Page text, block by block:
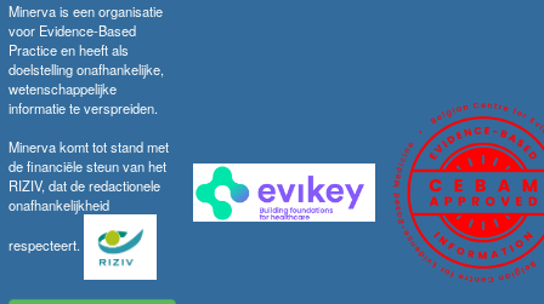
Minerva is een organisatie
voor Evidence-Based
Practice en heeft als
doelstelling onafhankelijke,
wetenschappelijke
informatie te verspreiden.
Minerva komt tot stand met
de financiële steun van het
RIZIV, dat de redactionele
onafhankelijkheid
respecteert.